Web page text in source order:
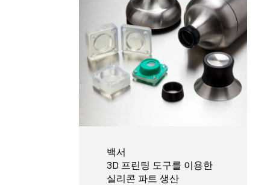
백서
3D 프린팅 도구를 이용한
실리콘 파트 생산